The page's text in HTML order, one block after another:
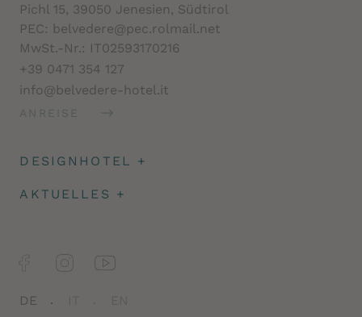
Pichl 15, 39050 Jenesien, Südtirol
PEC: belvedere@pec.rolmail.net
MwSt.-Nr.: IT02593170216
+39 0471 354 127
info@belvedere-hotel.it
ANREISE
DESIGNHOTEL +
Architektur
AKTUELLES +
DE